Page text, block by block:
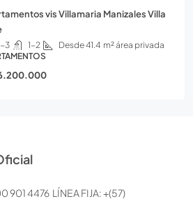
vis Villamaria Manizales Villa
3 1-2 Desde 41.4 m² área privada
901 4476 LÍNEA FIJA: +(57)